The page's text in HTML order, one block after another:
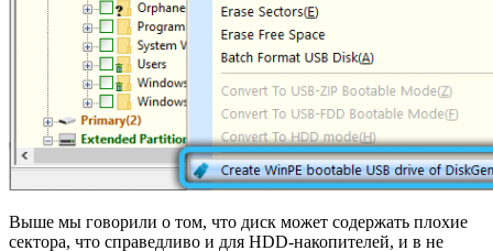
Выше мы говорили о том, что диск может содержать плохие
сектора, что справедливо и для HDD-накопителей, и в не